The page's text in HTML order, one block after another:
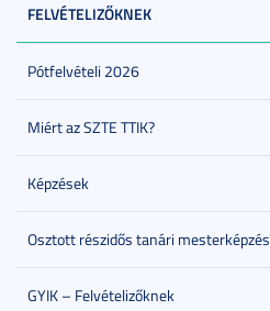
FELVÉTELIZŐKNEK
Pótfelvételi 2026
Miért az SZTE TTIK?
Képzések
Osztott részidős tanári mesterképzés
GYIK – Felvételizőknek